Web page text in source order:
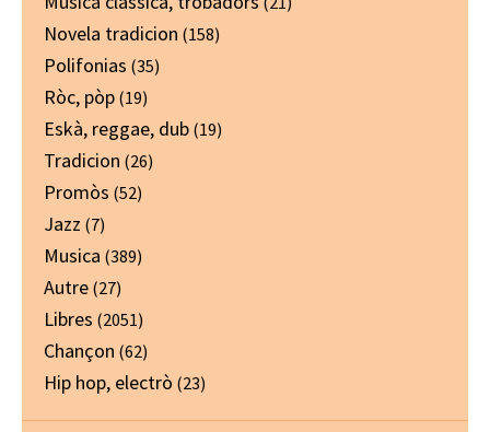
Novela tradicion (158)
Polifonias (35)
Ròc, pòp (19)
Eskà, reggae, dub (19)
Tradicion (26)
Promòs (52)
Jazz (7)
Musica (389)
Autre (27)
Libres (2051)
Chançon (62)
Hip hop, electrò (23)